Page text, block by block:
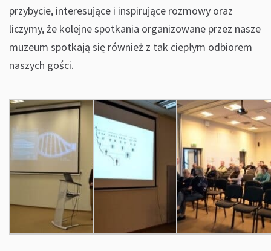
przybycie, interesujące i inspirujące rozmowy oraz
liczymy, że kolejne spotkania organizowane przez nasze
muzeum spotkają się również z tak ciepłym odbiorem
naszych gości.